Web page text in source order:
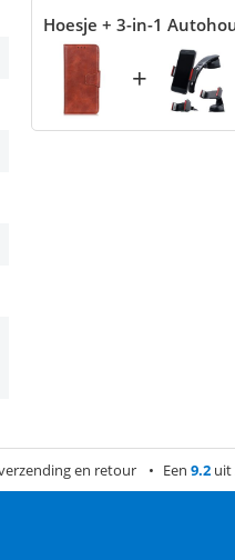
Hoesje + 3-in-1
+
en retour Een 9.2 uit